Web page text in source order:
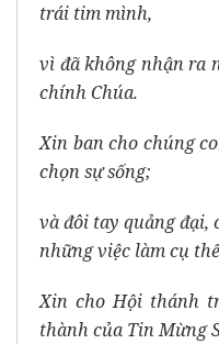
trái tim mình,
vì đã không nhận ra
chính Chúa.
Xin ban cho chúng
chọn sự sống;
và đôi tay quảng đại,
những việc làm cụ
Xin cho Hội thánh
thành của Tin Mừng